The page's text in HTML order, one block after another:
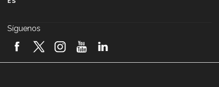
2026! (video)
Síguenos